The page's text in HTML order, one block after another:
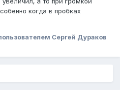
когда в пробках
Сергей Дураков